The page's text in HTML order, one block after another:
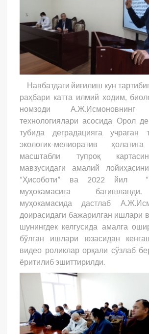
Навбатдаги йиғилиш кун
раҳбари катта илмий ходим,
номзоди А.Ж.Исмоновнинг
технологиялари асосида Орол
тубида деградацияга учраган
экологик-мелиоратив
масштабли тупроқ
мавзусидаги амалий
“Ҳисоботи” ва 2022 йил
муҳокамасига
муҳокамасида дастлаб
доирасидаги бажарилган ишлари
шунингдек келгусида амалга
бўлган ишлари юзасидан
видео роликлар орқали сўзлаб
ёритилиб эшиттирилди.